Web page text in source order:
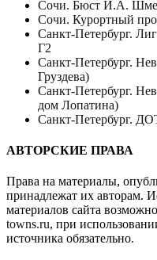
Сочи. Бюст И.А.
Сочи. Курортный
Санкт-Петербург.
Г2
Санкт-Петербург.
Груздева)
Санкт-Петербург.
дом Лопатина)
Санкт-Петербург.
АВТОРСКИЕ ПРАВА
Права на материалы,
принадлежат их авторам.
материалов сайта
towns.ru, при
источника обязательно.